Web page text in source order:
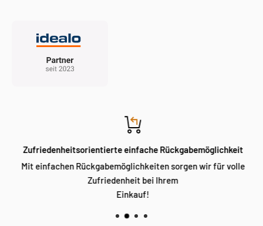
Zufriedenheitsorientierte einfache Rückgabemöglichkeit
Mit einfachen Rückgabemöglichkeiten sorgen wir für volle
Zufriedenheit bei Ihrem
Einkauf!